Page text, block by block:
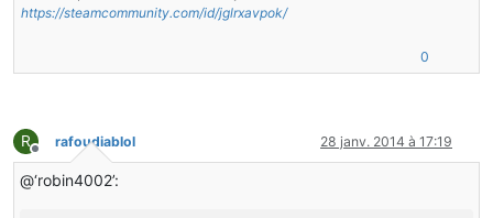
https://steamcommunity.com/id/jglrxavpok/
0
R
Hors-ligne
rafoudiablol 28 janv. 2014 à 17:19
@‘robin4002’: